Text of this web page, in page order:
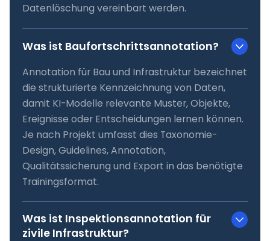
Datenlöschung vereinbart werden.
Was ist Baufortschrittsannotation?
Annotation für Bau und Infrastruktur bezeichnet
die strukturierte Kennzeichnung von Daten,
damit KI-Modelle relevante Muster, Objekte,
Ereignisse oder Entscheidungen lernen können.
Je nach Projekt umfasst dies Taxonomie-
Design, Guidelines, Annotation,
Qualitätssicherung und Export in das benötigte
Trainingsformat.
Was ist Inspektionsannotation für
zivile Infrastruktur?